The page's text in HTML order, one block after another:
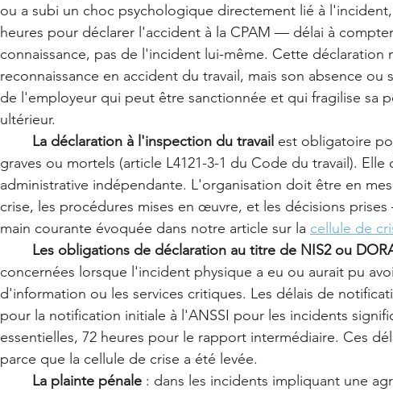
ou a subi un choc psychologique directement lié à
heures pour déclarer l'accident à la CPAM — délai à
connaissance, pas de l'incident lui-même. Cette déclaration
reconnaissance en accident du travail, mais son absence
de l'employeur qui peut être sanctionnée et qui fragilise sa
ultérieur.
	La déclaration à l'inspection du travail
est obligatoire
graves ou mortels (article L4121-3-1 du Code du travail).
administrative indépendante. L'organisation doit être en
crise, les procédures mises en œuvre, et les décisions
main courante évoquée dans notre article sur la cellule de
Les obligations de déclaration au titre de NIS2 ou
concernées lorsque l'incident physique a eu ou aurait pu
d'information ou les services critiques. Les délais de
pour la notification initiale à l'ANSSI pour les incidents
essentielles, 72 heures pour le rapport intermédiaire. Ces
parce que la cellule de crise a été levée.
	La plainte pénale
: dans les incidents impliquant une